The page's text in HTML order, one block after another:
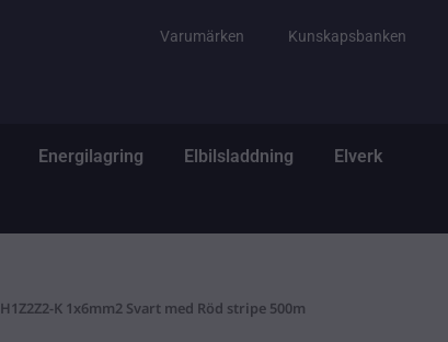
Varumärken Kunskapsbanken
Öppna El & Tillbehör
Energilagring Öppna Energilagring
Elbilsladdning ÖppnaElverk
K 1x6mm2 Svart med Röd stripe 500m